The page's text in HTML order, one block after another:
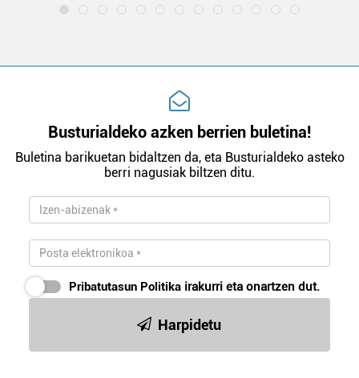
bazkideen zerrenda, beren ustez zein helburutarako
buruzko informazio gehiago eta ezarri zure lehentasunak
datuen atalean. Edozein unetan alda edo ken dezakezu
zure baimena Cookieen adierazpenean.
Webgune honek cookie propioak eta hirugarrenen cookie-
fitxategiak erabiltzen ditu. Zure esperientzia eta
zerbitzuak hobetzeko asmoz, cookie teknologiaz
baliatzen gara. Ohar hau onartuz gero, teknologia hori
erabiltzeko baimen esplizitua ematen diguzu.
Busturialdeko azken berrien buletina!
Buletina barikuetan bidaltzen da, eta Busturialdeko asteko
berri nagusiak biltzen ditu.
Pribatutasun Politika irakurri eta onartzen dut.
Harpidetu